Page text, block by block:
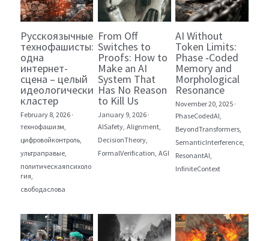
Русскоязычные
технофашисты:
одна
интернет-
сцена – целый
идеологический
кластер
February 8, 2026 ·
технофашизм,
цифровойконтроль,
ультраправые,
политическаяпсихоло
гия,
свободаслова
From Off
Switches to
Proofs: How to
Make an AI
System That
Has No Reason
to Kill Us
January 9, 2026 ·
AISafety, Alignment,
DecisionTheory,
FormalVerification, AGI
AI Without
Token Limits:
Phase ‑Coded
Memory and
Morphological
Resonance
November 20, 2025 ·
PhaseCodedAI,
BeyondTransformers,
SemanticInterference,
ResonantAI,
InfiniteContext